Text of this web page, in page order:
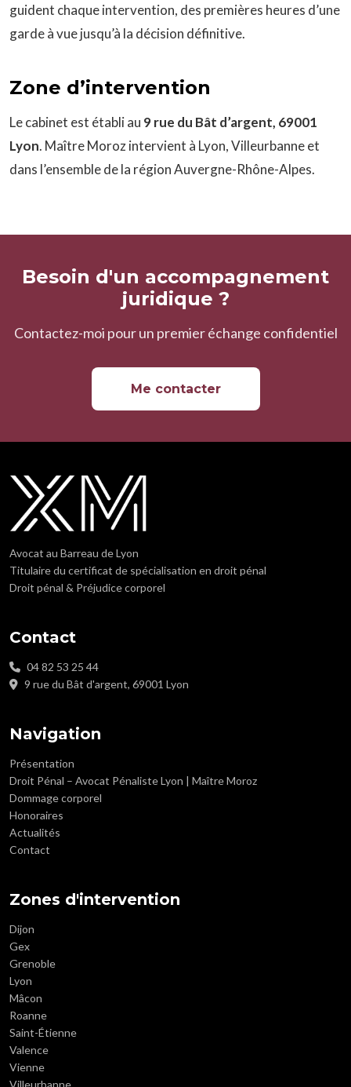
guident chaque intervention, des premières heures d’une
garde à vue jusqu’à la décision définitive.
Zone d’intervention
Le cabinet est établi au 9 rue du Bât d’argent, 69001
Lyon. Maître Moroz intervient à Lyon, Villeurbanne et
dans l’ensemble de la région Auvergne-Rhône-Alpes.
Besoin d'un accompagnement
juridique ?
Contactez-moi pour un premier échange confidentiel
Me contacter
Avocat au Barreau de Lyon
Titulaire du certificat de spécialisation en droit pénal
Droit pénal & Préjudice corporel
Contact
04 82 53 25 44
9 rue du Bât d'argent, 69001 Lyon
Navigation
Présentation
Droit Pénal – Avocat Pénaliste Lyon | Maître Moroz
Dommage corporel
Honoraires
Actualités
Contact
Zones d'intervention
Dijon
Gex
Grenoble
Lyon
Mâcon
Roanne
Saint-Étienne
Valence
Vienne